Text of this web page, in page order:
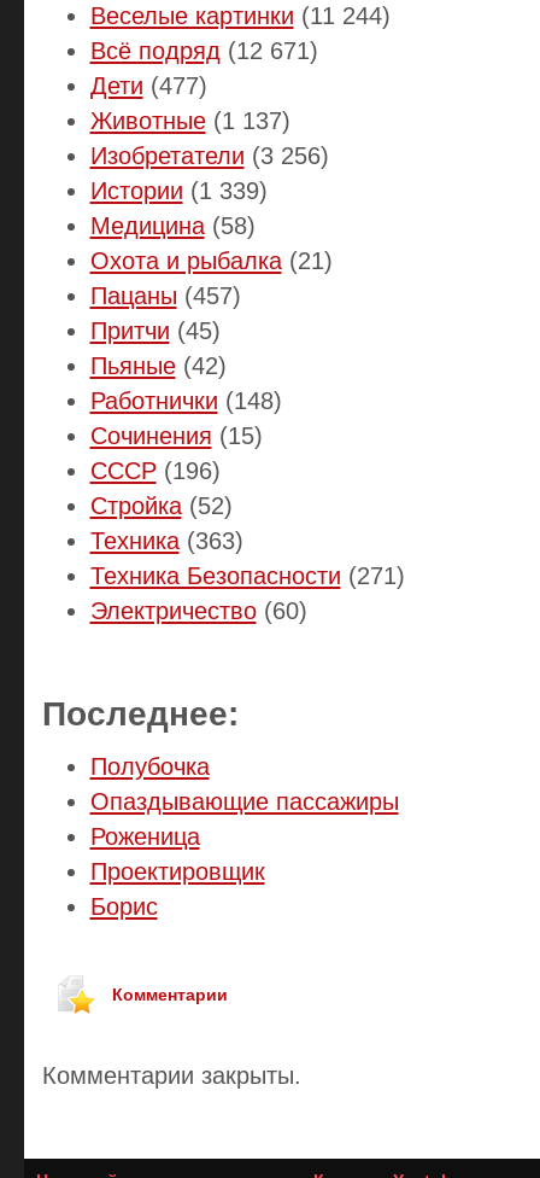
Веселые картинки (11 244)
Всё подряд (12 671)
Дети (477)
Животные(1 137)
Изобретатели (3 256)
Истории (1 339)
Медицина(58)
Охота и рыбалка(21)
Пацаны (457)
Притчи (45)
Пьяные(42)
Работнички (148)
Сочинения (15)
СССР(196)
Стройка(52)
Техника(363)
Техника Безопасности (271)
Электричество(60)
Последнее:
Полубочка
Опаздывающие пассажиры
Роженица
Проектировщик
Борис
Комментарии
Комментарии закрыты.